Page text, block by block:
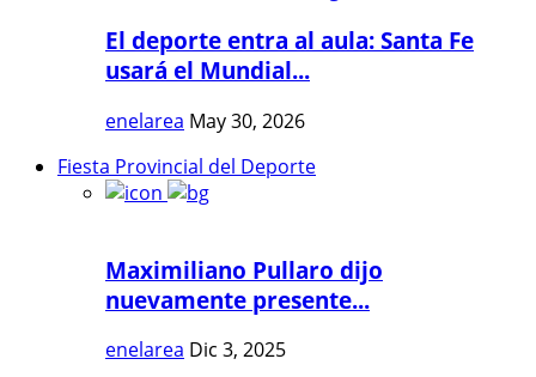
El deporte entra al aula: Santa Fe
usará el Mundial...
enelarea May 30, 2026
Fiesta Provincial del Deporte
Maximiliano Pullaro dijo
nuevamente presente...
enelarea Dic 3, 2025